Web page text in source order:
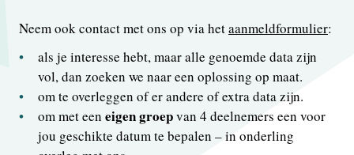
Neem ook contact met ons op via hetaanmeldformulier:
als je interesse hebt, maar alle genoemde data zijn
vol,dan zoeken we naar een oplossing op maat.
om te overleggen of er andere of extra data zijn.
om met een eigen groepvan 4 deelnemers een voor
jou geschikte datum te bepalen – in onderling